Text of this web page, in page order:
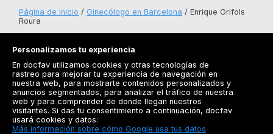
Página de inicio Ginecólogo en Barcelona
Enrique Grifols
Roura
Registrarse
Docfav
Personalizamos tu experiencia
En docfav utilizamos cookies y otras tecnologías de
rastreo para mejorar tu experiencia de navegación en
nuestra web, para mostrarte contenidos personalizados y
anuncios segmentados, para analizar el tráfico de nuestra
web y para comprender de donde llegan nuestros
visitantes. Si das tu consentimiento a continuación, docfav
usará cookies y datos:
Más información sobre cómo Google usa tus datos